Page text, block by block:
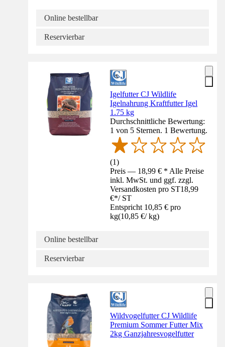
Online bestellbar
Reservierbar
Igelfutter CJ Wildlife
Igelnahrung Kraftfutter Igel
1.75 kg
Durchschnittliche Bewertung:
1 von 5 Sternen. 1 Bewertung.
(1)
Preis — 18,99 € * Alle Preise
inkl. MwSt. und ggf. zzgl.
Versandkosten pro ST18,99
€*/ ST
Entspricht 10,85 € pro
kg(10,85 €/ kg)
Online bestellbar
Reservierbar
Wildvogelfutter CJ Wildlife
Premium Sommer Futter Mix
2kg Ganzjahresvogelfutter